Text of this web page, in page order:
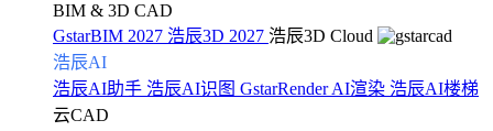
BIM & 3D CAD
GstarBIM 2027 浩辰3D 2027 浩辰3D Cloud
浩辰AI
浩辰AI助手 浩辰AI识图 GstarRender AI渲染 浩辰AI楼梯
云CAD